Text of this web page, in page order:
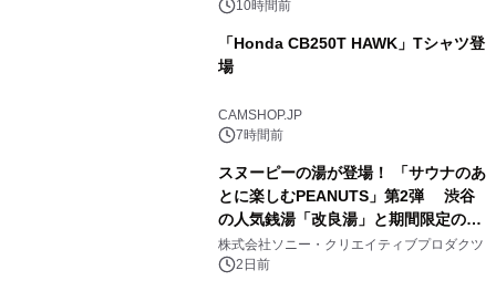
10時間前
「Honda CB250T HAWK」Tシャツ登
場
CAMSHOP.JP
7時間前
スヌーピーの湯が登場！ 「サウナのあ
とに楽しむPEANUTS」第2弾 渋谷
の人気銭湯「改良湯」と期間限定のコ
ラボレーション サウナイキタイコラ
ボグッズも発売決定！
株式会社ソニー・クリエイティブプロダクツ
2日前